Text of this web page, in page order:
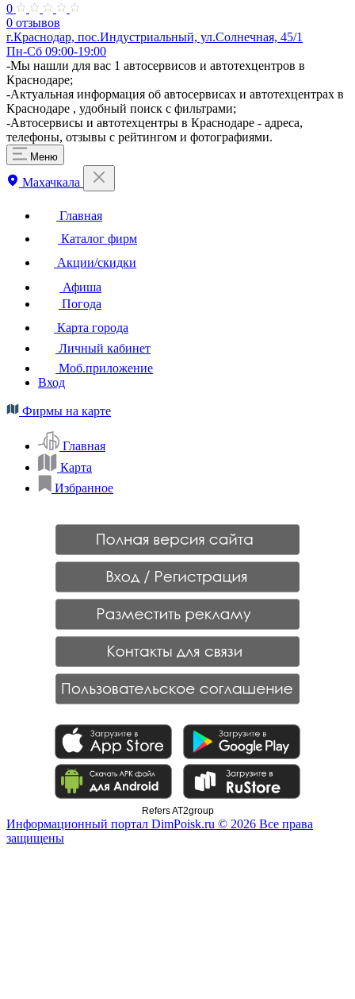
0
0 отзывов
г.Краснодар, пос.Индустриальный, ул.Солнечная, 45/1
Пн-Сб 09:00-19:00
-Мы нашли для вас 1 автосервисов и автотехцентров в
Краснодаре;
-Актуальная информация об автосервисах и автотехцентрах в
Краснодаре , удобный поиск с фильтрами;
-Автосервисы и автотехцентры в Краснодаре - адреса,
телефоны, отзывы с рейтингом и фотографиями.
Меню
Махачкала
Главная
Каталог фирм
Акции/скидки
Афиша
Погода
Карта города
Личный кабинет
Моб.приложение
Вход
Фирмы на карте
Главная
Карта
Избранное
Refers AT2group
Информационный портал DimPoisk.ru © 2026 Все права
защищены